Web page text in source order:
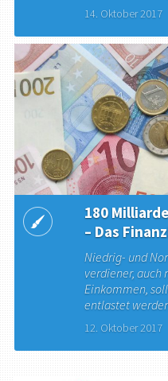
14. Oktober 2017
180
– Das
Niedrig- und
verdiener,
Einkommen,
entlastet
12. Oktober 2017